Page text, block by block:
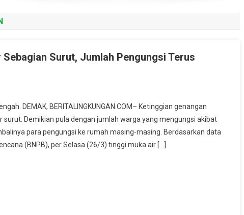
Surut, Jumlah Pengungsi Terus
DEMAK, BERITALINGKUNGAN.COM– Ketinggian genangan
Demikian pula dengan jumlah warga yang mengungsi akibat
para pengungsi ke rumah masing-masing. Berdasarkan data
(BNPB), per Selasa (26/3) tinggi muka air […]